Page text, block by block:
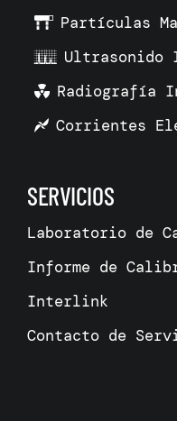
Partículas
Ultrasonido
Radiografía
Corrientes
SERVICIOS
Laboratorio de
Informe de
Interlink
Contacto de